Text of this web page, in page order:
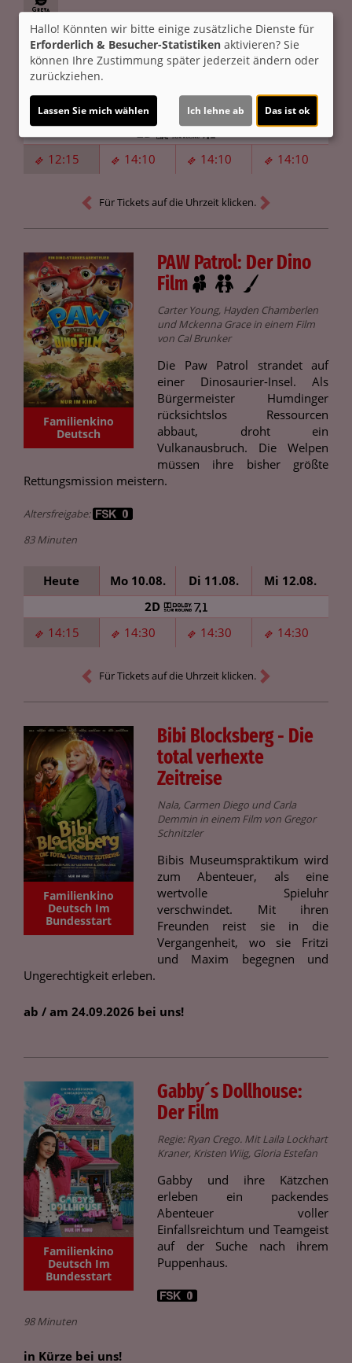
Altersfreigabe:
89 Minuten
Heute Mo 10.08. Di 11.08.
Mi 12.08.
2D
12:15
14:10 14:10 14:10
Für Tickets auf die Uhrzeit klicken.
Familienkino
Deutsch
PAW Patrol: Der Dino
Film
Carter Young, Hayden Chamberlen
und Mckenna Grace in einem Film
von Cal Brunker
Die Paw Patrol strandet auf
einer Dinosaurier-Insel. Als
Bürgermeister Humdinger
rücksichtslos Ressourcen
abbaut, droht ein
Vulkanausbruch. Die Welpen
müssen ihre bisher größte
Rettungsmission meistern.
Altersfreigabe:
83 Minuten
Heute Mo 10.08. Di 11.08.
Mi 12.08.
2D
14:15
14:30 14:30 14:30
Für Tickets auf die Uhrzeit klicken.
Familienkino
Deutsch Im
Bundesstart
Bibi Blocksberg - Die
total verhexte
Zeitreise
Nala, Carmen Diego und Carla
Demmin in einem Film von Gregor
Schnitzler
Bibis Museumspraktikum wird
zum Abenteuer, als eine
wertvolle Spieluhr
verschwindet. Mit ihren
Freunden reist sie in die
Vergangenheit, wo sie Fritzi
und Maxim begegnen und
Ungerechtigkeit erleben.
ab / am 24.09.2026 bei uns!
Familienkino
Deutsch Im
Bundesstart
Gabby´s Dollhouse:
Der Film
Regie: Ryan Crego. Mit Laila Lockhart
Kraner, Kristen Wiig, Gloria Estefan
Gabby und ihre Kätzchen
erleben ein packendes
Abenteuer voller
Einfallsreichtum und Teamgeist
auf der Suche nach ihrem
Puppenhaus.
98 Minuten
in Kürze bei uns!
Hallo! Könnten wir bitte einige zusätzliche Dienste für
Erforderlich & Besucher-Statistiken aktivieren? Sie
können Ihre Zustimmung später jederzeit ändern oder
zurückziehen.
Lassen Sie mich wählen Ich lehne ab Das ist ok